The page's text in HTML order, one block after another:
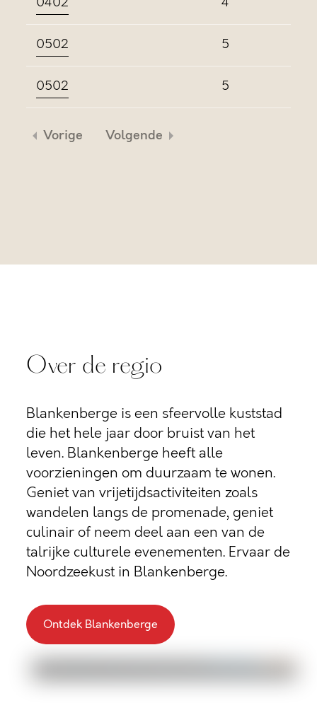
0502 5
0502 5
Vorige Volgende
Over de regio
Blankenberge is een sfeervolle kuststad
die het hele jaar door bruist van het
leven. Blankenberge heeft alle
voorzieningen om duurzaam te wonen.
Geniet van vrijetijdsactiviteiten zoals
wandelen langs de promenade, geniet
culinair of neem deel aan een van de
talrijke culturele evenementen. Ervaar de
Noordzeekust in Blankenberge.
Ontdek Blankenberge